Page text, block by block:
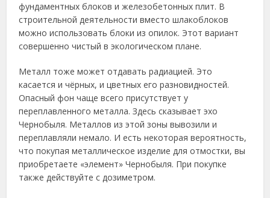
фундаментных блоков и железобетонных плит. В
строительной деятельности вместо шлакоблоков
можно использовать блоки из опилок. Этот вариант
совершенно чистый в экологическом плане.
Металл тоже может отдавать радиацией. Это
касается и чёрных, и цветных его разновидностей.
Опасный фон чаще всего присутствует у
переплавленного металла. Здесь сказывает эхо
Чернобыля. Металлов из этой зоны вывозили и
переплавляли немало. И есть некоторая вероятность,
что покупая металлическое изделие для отмостки, вы
приобретаете «элемент» Чернобыля. При покупке
также действуйте с дозиметром.